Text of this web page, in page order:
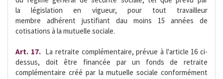
la législation en vigueur, pour tout travailleur
membre adhérent justifiant dau moins 15 années de
cotisations à la mutuelle sociale.
Art. 17.  La retraite complémentaire, prévue à l'article 16 ci-
dessus, doit être financée par un fonds de retraite
complémentaire créé par la mutuelle sociale conformément